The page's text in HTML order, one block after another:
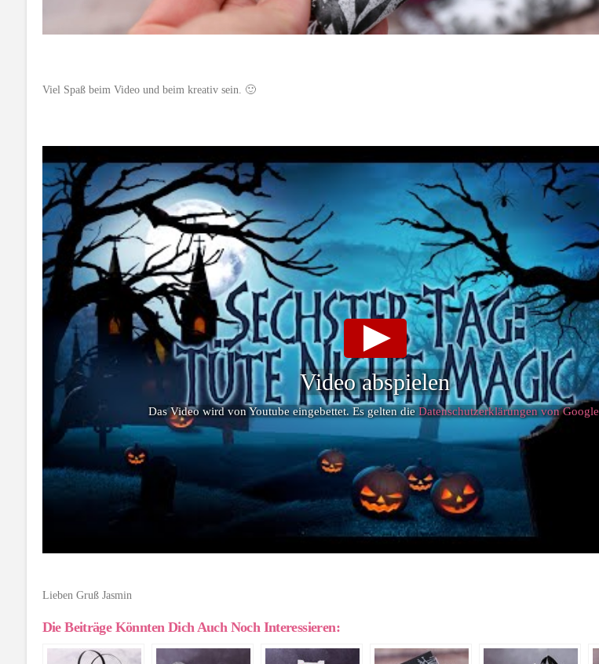
Viel Spaß beim Video und beim kreativ sein. 🙂
Video abspielen
Das Video wird von Youtube eingebettet. Es gelten dieDatenschutzerklärungen von Google
Lieben Gruß Jasmin
Die Beiträge Könnten Dich Auch Noch Interessieren: